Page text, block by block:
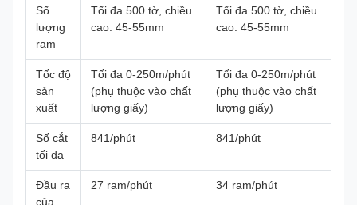
Số
lượng
ram
Tối đa 500 tờ, chiều
cao: 45-55mm
Tối đa 500 tờ, chiều
cao: 45-55mm
Tốc độ
sản
xuất
Tối đa 0-250m/phút
(phụ thuộc vào chất
lượng giấy)
Tối đa 0-250m/phút
(phụ thuộc vào chất
lượng giấy)
Số cắt
tối đa
841/phút 841/phút
Đầu ra
của
27 ram/phút 34 ram/phút